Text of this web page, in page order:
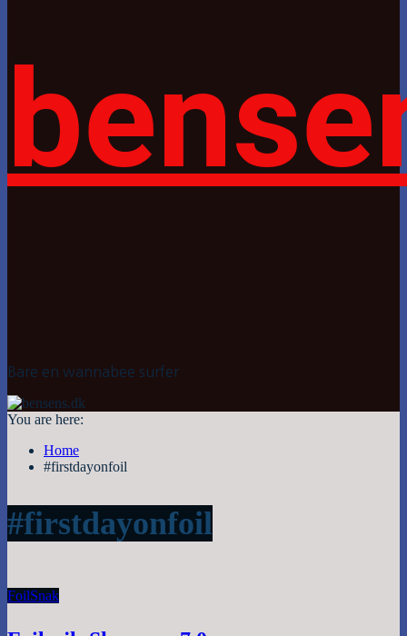
Bare en wannabee surfer
You are here:
Home
#firstdayonfoil
#firstdayonfoil
FoilSnak